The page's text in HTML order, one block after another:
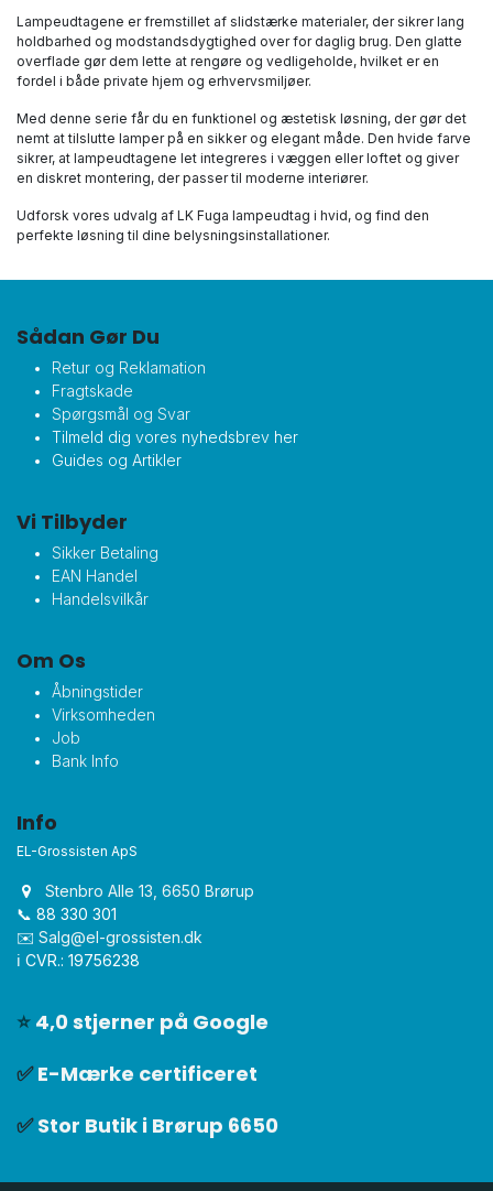
Lampeudtagene er fremstillet af slidstærke materialer, der sikrer lang
holdbarhed og modstandsdygtighed over for daglig brug. Den glatte
overflade gør dem lette at rengøre og vedligeholde, hvilket er en
fordel i både private hjem og erhvervsmiljøer.
Med denne serie får du en funktionel og æstetisk løsning, der gør det
nemt at tilslutte lamper på en sikker og elegant måde. Den hvide farve
sikrer, at lampeudtagene let integreres i væggen eller loftet og giver
en diskret montering, der passer til moderne interiører.
Udforsk vores udvalg af LK Fuga lampeudtag i hvid, og find den
perfekte løsning til dine belysningsinstallationer.
Sådan Gør Du
Retur og Reklamation
Fragtskade
Spørgsmål og Svar
Tilmeld dig vores nyhedsbrev her
Guides og Artikler
Vi Tilbyder
Sikker Betaling
EAN Handel
Handelsvilkår
Om Os
Åbningstider
Virksomheden
Job
Bank Info
Info
EL-Grossisten ApS
Stenbro Alle 13, 6650 Brørup
📞 88 330 301
✉️ Salg@el-grossisten.dk​
ℹ️ CVR.: 19756238
✅Stor Butik i Brørup 6650
⭐ 4,0 stjerner på Google
✅E-Mærke certificeret